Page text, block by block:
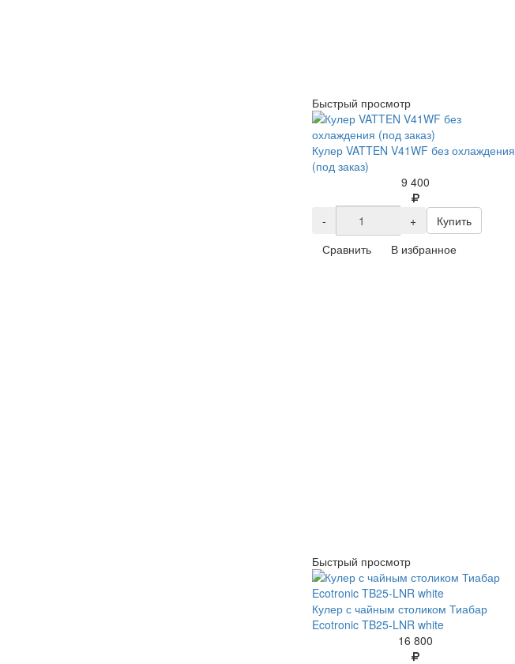
Быстрый просмотр
Кулер VATTEN V41WF без охлаждения
(под заказ)
9 400
- +
Купить
Сравнить
В избранное
Быстрый просмотр
Кулер с чайным столиком Тиабар
Ecotronic TB25-LNR white
16 800